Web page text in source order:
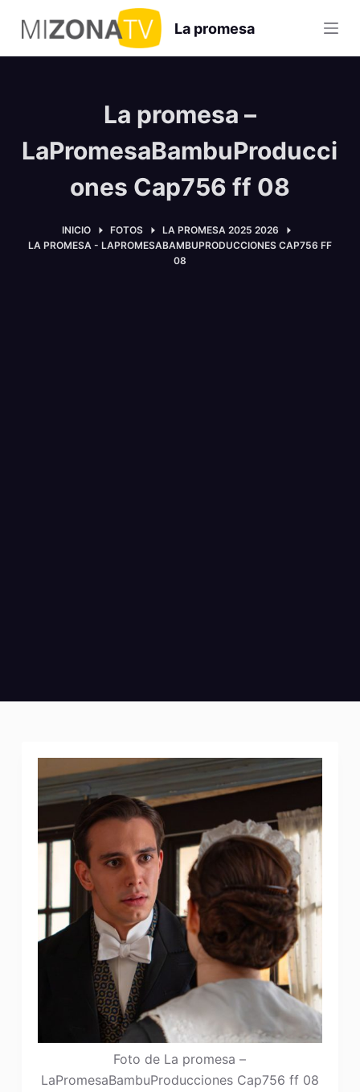
S
a
l
La promesa
La promesa –
LaPromesaBambuProducci
ones Cap756 ff 08
INICIO FOTOS
LA PROMESA 2025 2026
LA PROMESA - LAPROMESABAMBUPRODUCCIONES CAP756 FF
08
Foto de La promesa –
LaPromesaBambuProducciones Cap756 ff 08